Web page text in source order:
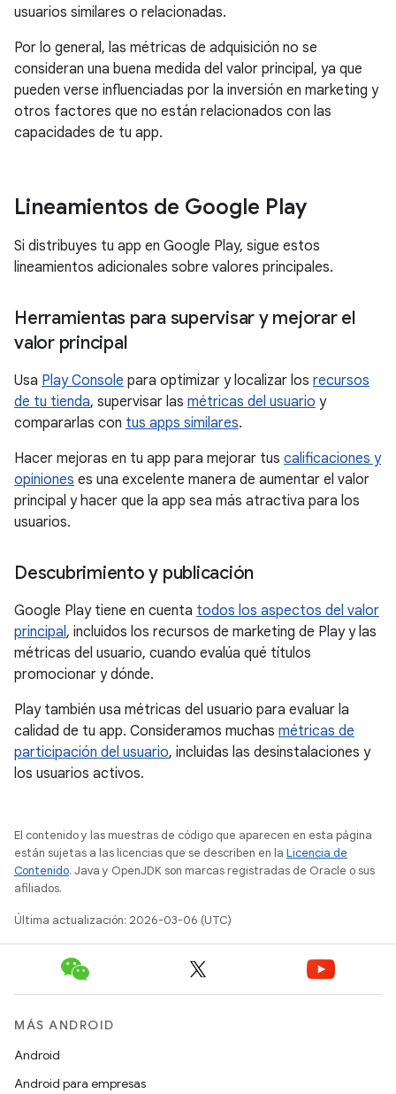
usuarios similares o relacionadas.
Por lo general, las métricas de adquisición no se
consideran una buena medida del valor principal, ya que
pueden verse influenciadas por la inversión en marketing y
otros factores que no están relacionados con las
capacidades de tu app.
Lineamientos de Google Play
Si distribuyes tu app en Google Play, sigue estos
lineamientos adicionales sobre valores principales.
Herramientas para supervisar y mejorar el
valor principal
Usa Play Console para optimizar y localizar los recursos
de tu tienda, supervisar las métricas del usuario y
compararlas con tus apps similares.
Hacer mejoras en tu app para mejorar tus calificaciones y
opiniones es una excelente manera de aumentar el valor
principal y hacer que la app sea más atractiva para los
usuarios.
Descubrimiento y publicación
Google Play tiene en cuenta todos los aspectos del valor
principal, incluidos los recursos de marketing de Play y las
métricas del usuario, cuando evalúa qué títulos
promocionar y dónde.
Play también usa métricas del usuario para evaluar la
calidad de tu app. Consideramos muchas métricas de
participación del usuario, incluidas las desinstalaciones y
los usuarios activos.
El contenido y las muestras de código que aparecen en esta página
están sujetas a las licencias que se describen en la Licencia de
Contenido. Java y OpenJDK son marcas registradas de Oracle o sus
afiliados.
Última actualización: 2026-03-06 (UTC)
MÁS ANDROID
Android
Android para empresas